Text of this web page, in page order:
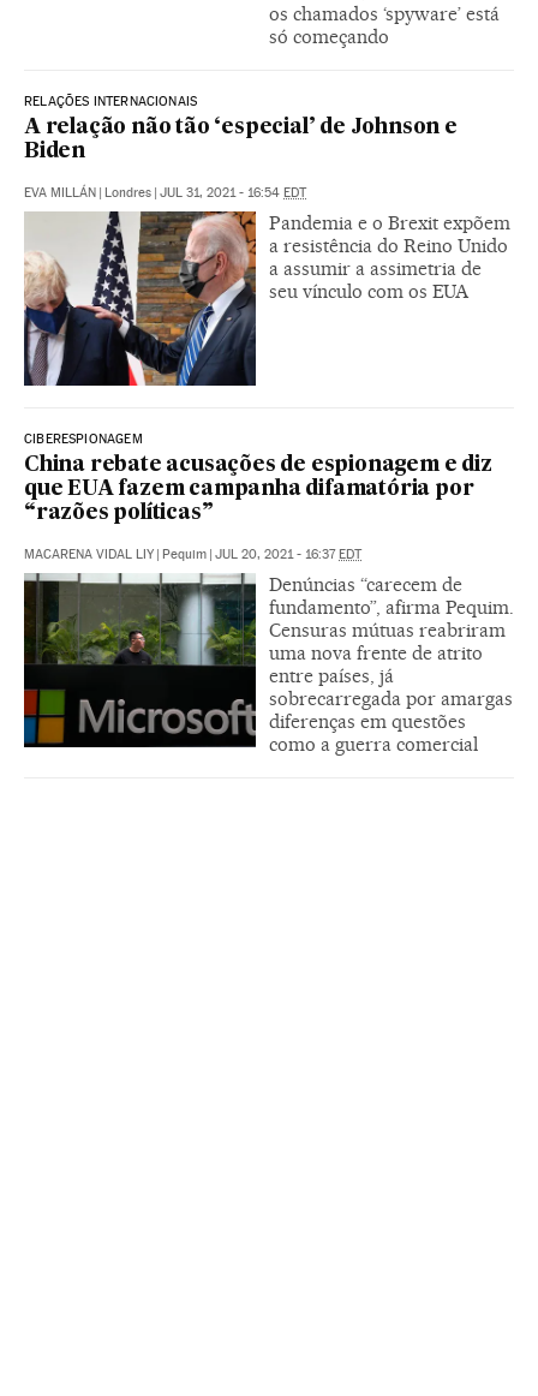
os chamados ‘spyware’ está
só começando
RELAÇÕES INTERNACIONAIS
A relação não tão ‘especial’ de Johnson e
Biden
EVA MILLÁN | Londres | JUL 31, 2021 - 16:54 EDT
Pandemia e o Brexit expõem
a resistência do Reino Unido
a assumir a assimetria de
seu vínculo com os EUA
CIBERESPIONAGEM
China rebate acusações de espionagem e diz
que EUA fazem campanha difamatória por
“razões políticas”
MACARENA VIDAL LIY | Pequim | JUL 20, 2021 - 16:37EDT
Denúncias “carecem de
fundamento”, afirma Pequim.
Censuras mútuas reabriram
uma nova frente de atrito
entre países, já
sobrecarregada por amargas
diferenças em questões
como a guerra comercial